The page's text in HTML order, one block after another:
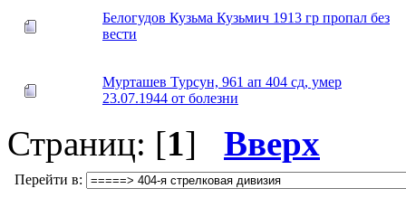
Белогудов Кузьма Кузьмич 1913 гр пропал без
вести
Мурташев Турсун, 961 ап 404 сд, умер
23.07.1944 от болезни
Страниц: [1] Вверх
Перейти в: